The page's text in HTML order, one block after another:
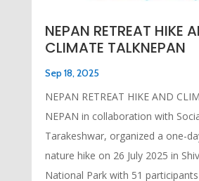
NEPAN RETREAT HIKE
CLIMATE TALKNEPAN
Sep 18, 2025
NEPAN RETREAT HIKE AND
NEPAN in collaboration with
Tarakeshwar, organized a one-
nature hike on 26 July 2025 in
National Park with 51